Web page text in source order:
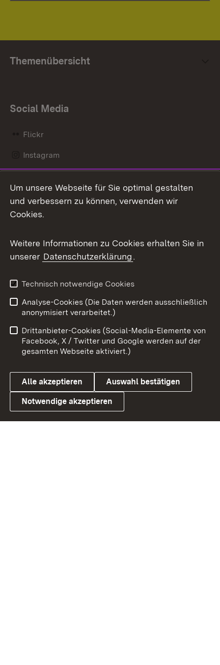
Themenübersicht
Social Media
Flickr
Instagram
Mastodon
Messenger
Social Wall
X / Twitter
Youtube
Link zum Landesportal
Benutzungshinweise
Barrierefreiheit
Datenschutz
Cookies
Um unsere Webseite für Sie optimal gestalten
und verbessern zu können, verwenden wir
Cookies.
Weitere Informationen zu Cookies erhalten Sie in
unserer Datenschutzerklärung.
Technisch notwendige Cookies
Analyse-Cookies (Die Daten werden ausschließlich
anonymisiert verarbeitet.)
Drittanbieter-Cookies (Social-Media-Elemente von
Facebook, X / Twitter und Google werden auf der
gesamten Webseite aktiviert.)
Alle akzeptieren Auswahl bestätigen
Notwendige akzeptieren